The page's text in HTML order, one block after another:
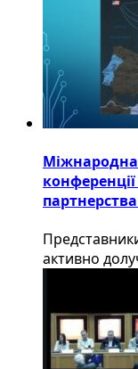
Міжнародна
партнерства
активно